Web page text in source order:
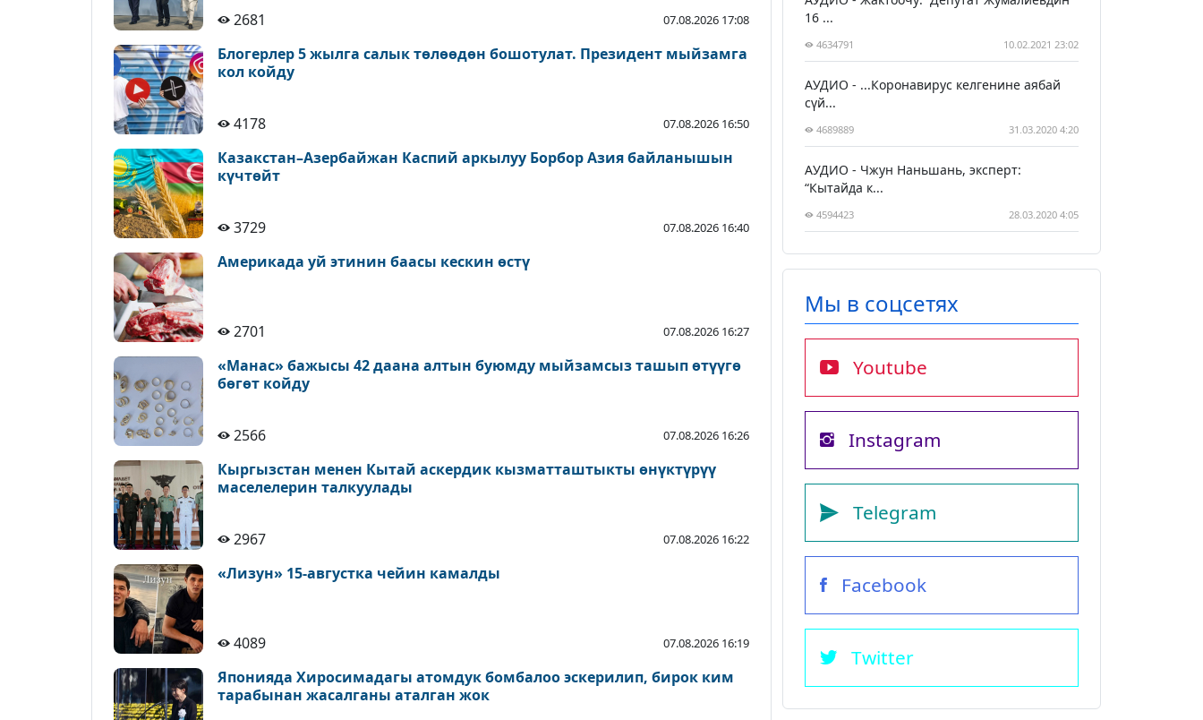
2681 07.08.2026 17:08
Блогерлер 5 жылга салык төлөөдөн бошотулат. Президент мыйзамга
кол койду
4178 07.08.2026 16:50
Казакстан–Азербайжан Каспий аркылуу Борбор Азия байланышын
күчтөйт
3729 07.08.2026 16:40
Америкада уй этинин баасы кескин өстү
2701 07.08.2026 16:27
«Манас» бажысы 42 даана алтын буюмду мыйзамсыз ташып өтүүгө
бөгөт койду
2566 07.08.2026 16:26
Кыргызстан менен Кытай аскердик кызматташтыкты өнүктүрүү
маселелерин талкуулады
2967 07.08.2026 16:22
«Лизун» 15-августка чейин камалды
4089 07.08.2026 16:19
Японияда Хиросимадагы атомдук бомбалоо эскерилип, бирок ким
тарабынан жасалганы аталган жок
16 ...
4634791 10.02.2021 23:02
АУДИО - ...Коронавирус келгенине аябай
сүй...
4689889 31.03.2020 4:20
АУДИО - Чжун Наньшань, эксперт:
“Кытайда к...
4594423 28.03.2020 4:05
Мы в соцсетях
Youtube
Instagram
Telegram
Facebook
Twitter